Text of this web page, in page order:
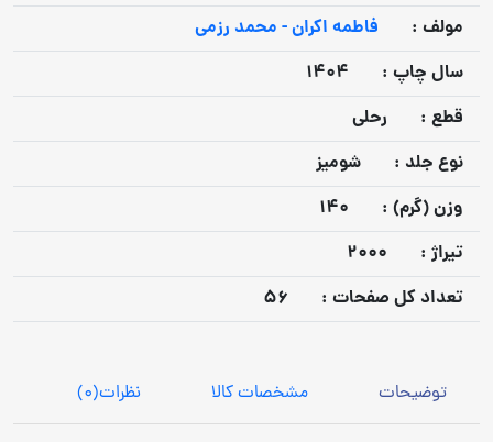
مولف :
فاطمه اکران - محمد رزمی
سال چاپ :
1404
قطع :
رحلی
نوع جلد :
شومیز
وزن (گرم) :
140
تيراژ :
2000
تعداد كل صفحات :
56
توضیحات مشخصات کالا نظرات(0)